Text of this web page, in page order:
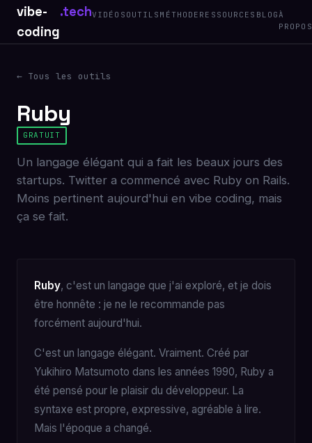
vibe-
coding
.techVIDÉOS OUTILS MÉTHODE RESSOURCES BLOGÀ
PROPOS
← Tous les outils
Ruby
GRATUIT
Un langage élégant qui a fait les beaux jours des
startups. Twitter a commencé avec Ruby on Rails.
Moins pertinent aujourd'hui en vibe coding, mais
ça se fait.
Ruby, c'est un langage que j'ai exploré, et je dois
être honnête : je ne le recommande pas
forcément aujourd'hui.
C'est un langage élégant. Vraiment. Créé par
Yukihiro Matsumoto dans les années 1990, Ruby a
été pensé pour le plaisir du développeur. La
syntaxe est propre, expressive, agréable à lire.
Mais l'époque a changé.